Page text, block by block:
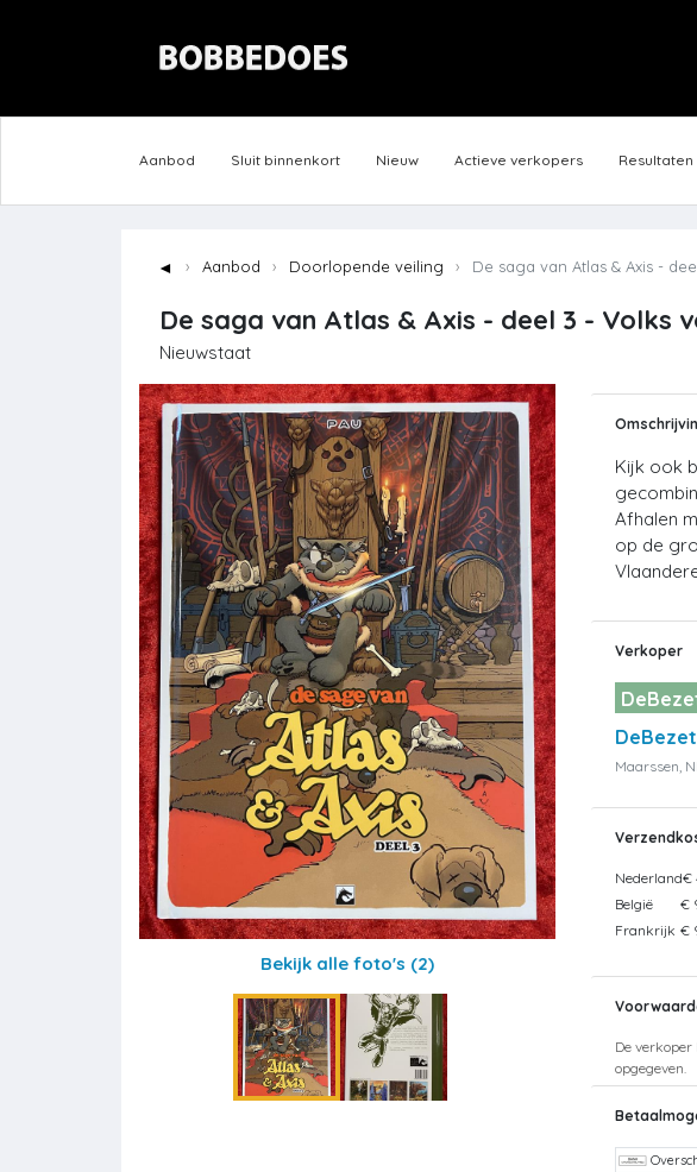
Aanbod Sluit binnenkort Nieuw Actieve verkopers Resultaten
◄ Aanbod Doorlopende veiling De saga van Atlas & Axis -
De saga van Atlas & Axis - deel 3 - Volks
Nieuwstaat
Bekijk alle foto's (2)
Kijk ook
Afhalen
op de
Verkoper
Maarssen, NL
Nederland€
België
€
Frankrijk €
De
opgegeven.